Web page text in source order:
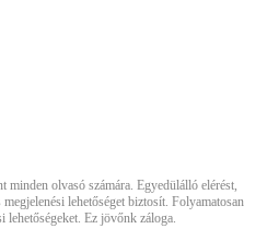
olvasó számára. Egyedülálló elérést,
lehetőséget biztosít. Folyamatosan
Ez jövőnk záloga.